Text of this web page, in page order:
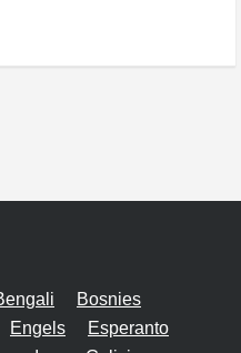
Bosnies
Engels
Esperanto